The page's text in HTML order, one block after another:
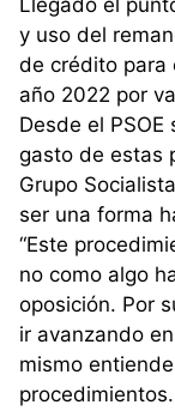
Llegado el
y uso del
de crédito para
año 2022 por
Desde el
gasto de estas
Grupo
ser una forma
“Este
no como algo
oposición. Por
ir avanzando
mismo